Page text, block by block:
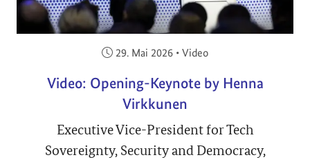
Veröffentlicht am:
29. Mai 2026 • Video
Video: Opening-Keynote by Henna
Virkkunen
Executive Vice-President for Tech
Sovereignty, Security and Democracy,